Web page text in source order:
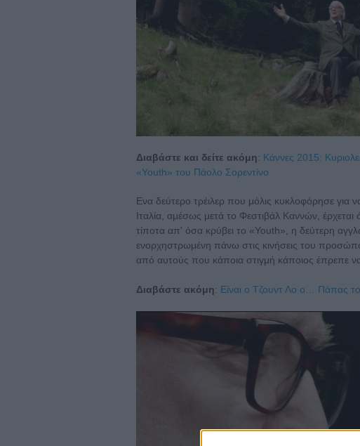
Διαβάστε και δείτε ακόμη: Κάννες 2015:
«Youth» του Πάολο Σορεντίνο
Ενα δεύτερο τρέιλερ που μόλις κυκλοφόρησε για
Ιταλία, αμέσως μετά το Φεστιβάλ Καννών,
τίποτα απ' όσα κρύβει το «Youth», η δεύτερη
ενορχηστρωμένη πάνω στις κινήσεις του
από αυτούς που κάποια στιγμή κάποιος έπρεπε
Διαβάστε ακόμη: Είναι ο Τζουντ Λο ο… Πάπας